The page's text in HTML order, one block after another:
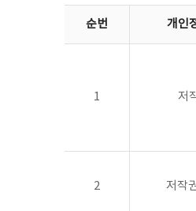
순번 개인
1 저
2 저작